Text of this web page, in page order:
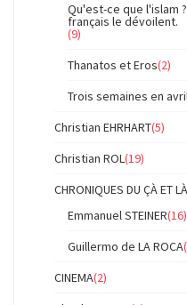
Qu'est-ce que l'islam
français le dévoilent.
(9)
Thanatos et Eros(2)
Trois semaines en
Christian EHRHART(5)
Christian ROL(19)
CHRONIQUES DU ÇÀ ET LÀ
Emmanuel STEINER(16)
Guillermo de LA ROCA
CINEMA(2)